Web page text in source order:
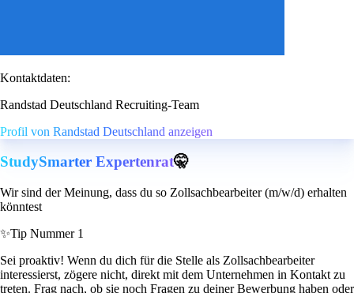
Kontaktdaten:
Randstad Deutschland Recruiting-Team
Profil von Randstad Deutschland anzeigen
StudySmarter Expertenrat🤫
Wir sind der Meinung, dass du so Zollsachbearbeiter (m/w/d) erhalten
könntest
✨Tip Nummer 1
Sei proaktiv! Wenn du dich für die Stelle als Zollsachbearbeiter
interessierst, zögere nicht, direkt mit dem Unternehmen in Kontakt zu
treten. Frag nach, ob sie noch Fragen zu deiner Bewerbung haben oder